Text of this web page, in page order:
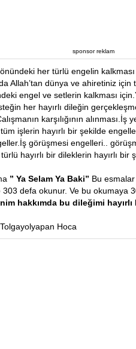
sponsor reklam
önündeki her türlü engelin
Allah’tan dünya ve ahiretiniz
engel ve setlerin kalkması
her hayırlı dileğin
karşılığının alınması.İş
işlerin hayırlı bir şekilde
görüşmesi engelleri..
hayırlı bir dileklerin hayırlı
” Ya Selam Ya Baki” Bu
defa okunur. Ve bu okumaya
hakkımda bu dileğimi
Hoca